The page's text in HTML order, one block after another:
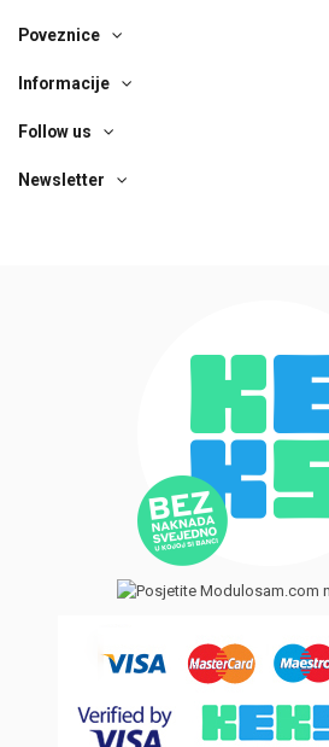
Poveznice
Informacije
Follow us
Newsletter